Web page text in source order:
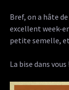
Bref, on a hâte
excellent week-
petite semelle,
La bise dans vous !